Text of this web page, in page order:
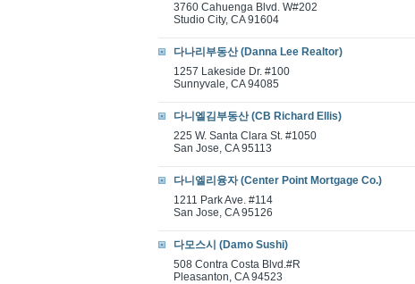
3760 Cahuenga Blvd. W#202
Studio City, CA 91604
다나리부동산 (Danna Lee Realtor)
1257 Lakeside Dr. #100
Sunnyvale, CA 94085
다니엘김부동산 (CB Richard Ellis)
225 W. Santa Clara St. #1050
San Jose, CA 95113
다니엘리융자 (Center Point Mortgage Co.)
1211 Park Ave. #114
San Jose, CA 95126
다모스시 (Damo Sushi)
508 Contra Costa Blvd.#R
Pleasanton, CA 94523